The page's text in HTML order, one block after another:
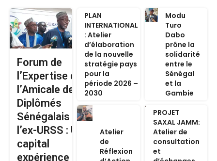
Forum de
l’Expertise de
l’Amicale des
Diplômés
Sénégalais de
l’ex-URSS : Un
capital
expérience au
PLAN
INTERNATIONAL
: Atelier
d’élaboration
de la nouvelle
stratégie pays
pour la
période 2026 –
2030
Modu
Turo
Dabo
prône la
solidarité
entre le
Sénégal
et la
Gambie
Atelier
de
Réflexion
PROJET
SAXAL JAMM:
Atelier de
consultation
et